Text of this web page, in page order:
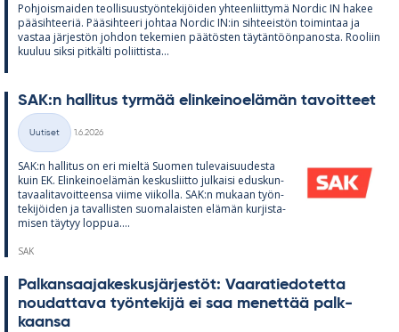
Poh­jois­mai­den teol­li­suus­työn­te­ki­jöi­den yh­teen­liit­tymä Nor­dic IN ha­kee
pää­sih­tee­riä. Pää­sih­teeri joh­taa Nor­dic IN:in sih­tee­is­tön toi­min­taa ja
vas­taa jär­jes­tön joh­don te­ke­mien pää­tös­ten täy­tän­töön­pa­nosta. Roo­liin
kuu­luu siksi pit­kälti po­liit­tista...
SAK:n hal­li­tus tyr­mää elin­kei­noe­lä­män ta­voit­teet
Kategoriat
Uutiset
1.6.2026
SAK:n hal­li­tus on eri mieltä Suo­men tu­le­vai­suu­desta
kuin EK. Elin­kei­noe­lä­män kes­kus­liitto jul­kaisi edus­kun­
ta­vaa­li­ta­voit­teensa viime vii­kolla. SAK:n mu­kaan työn­
te­ki­jöi­den ja ta­val­lis­ten suo­ma­lais­ten elä­män kur­jis­ta­
mi­sen täy­tyy lop­pua....
SAK
Pal­kan­saa­ja­kes­kus­jär­jes­töt: Vaa­ra­tie­do­tetta
nou­dat­tava työn­te­kijä ei saa me­net­tää palk­
kaansa